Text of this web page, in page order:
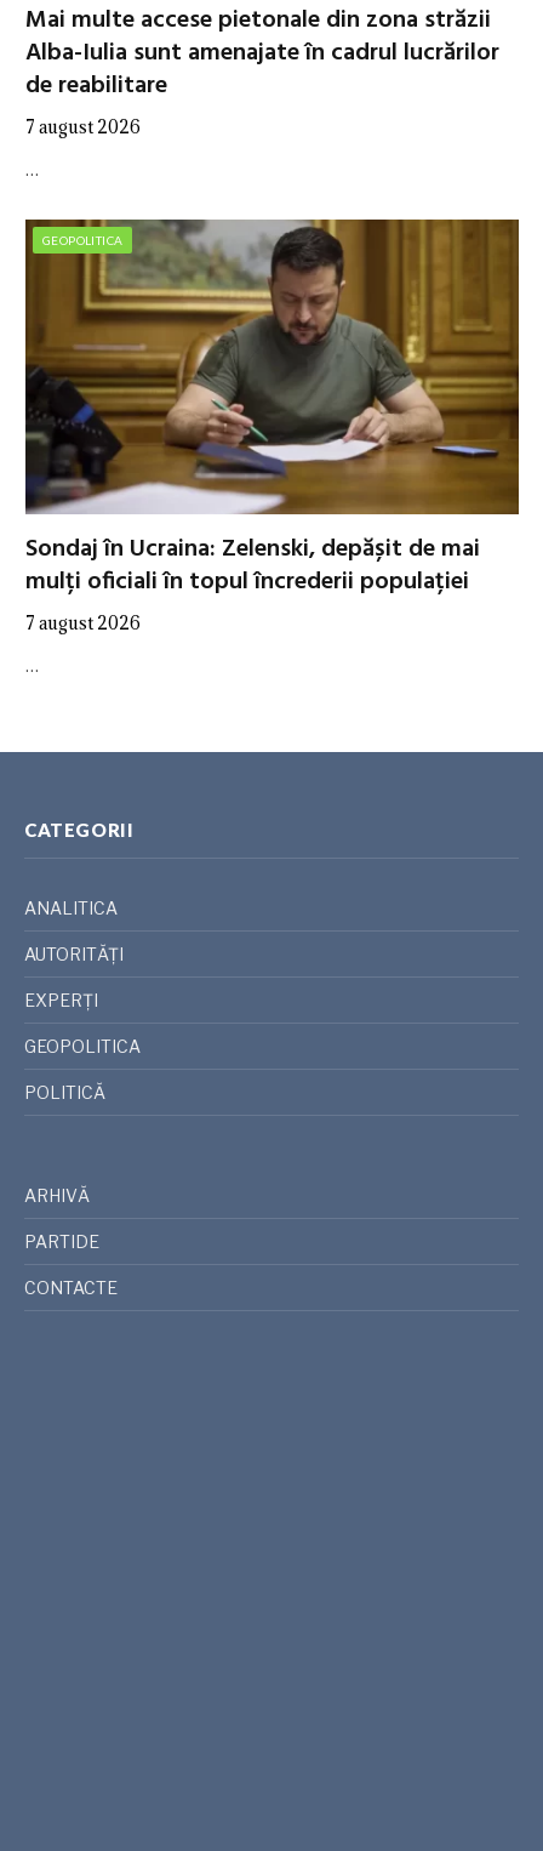
Mai multe accese pietonale din zona străzii
Alba-Iulia sunt amenajate în cadrul lucrărilor
de reabilitare
7 august 2026
…
GEOPOLITICA
Sondaj în Ucraina: Zelenski, depășit de mai
mulți oficiali în topul încrederii populației
7 august 2026
…
CATEGORII
ANALITICA
AUTORITĂȚI
EXPERȚI
GEOPOLITICA
POLITICĂ
ARHIVĂ
PARTIDE
CONTACTE